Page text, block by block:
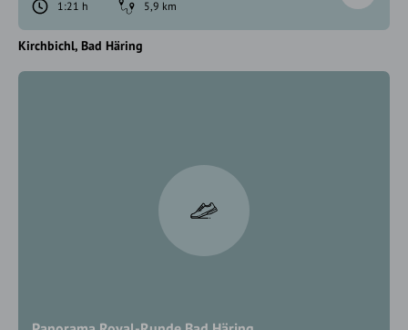
1:21 h
5,9 km
Kirchbichl Bad Häring